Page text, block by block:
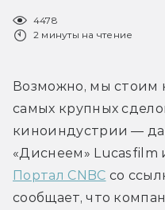
4478
2 минуты на чтение
Возможно, мы стоим
самых крупных
киноиндустрии —
Портал CNBC со
сообщает, что